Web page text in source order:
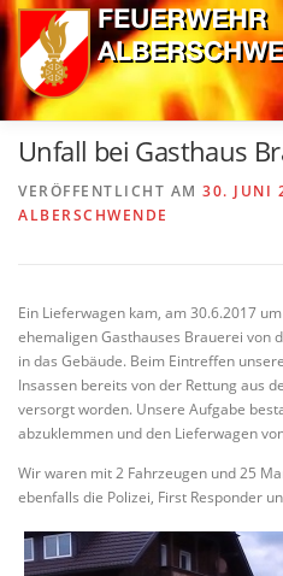
Zum
Inhalt
springen
ALPIN-NASSWETTBEWERB
AUSRÜSTUNG CHRONIK
Unfall bei Gasthaus
VERÖFFENTLICHT AM 30. JUNI
ALBERSCHWENDE
Ein Lieferwagen kam, am 30.6.2017
ehemaligen Gasthauses Brauerei von
in das Gebäude. Beim Eintreffen
Insassen bereits von der Rettung aus
versorgt worden. Unsere Aufgabe
abzuklemmen und den Lieferwagen
Wir waren mit 2 Fahrzeugen und 25
ebenfalls die Polizei, First Responder